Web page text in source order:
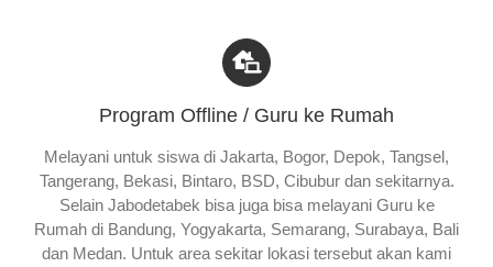
Program Offline / Guru ke Rumah
Melayani untuk siswa di Jakarta, Bogor, Depok, Tangsel,
Tangerang, Bekasi, Bintaro, BSD, Cibubur dan sekitarnya.
Selain Jabodetabek bisa juga bisa melayani Guru ke
Rumah di Bandung, Yogyakarta, Semarang, Surabaya, Bali
dan Medan. Untuk area sekitar lokasi tersebut akan kami